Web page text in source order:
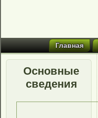
Главная
Основные
сведения